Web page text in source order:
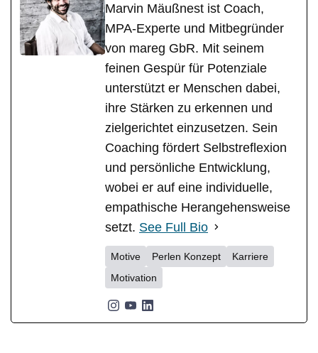
Marvin Mäußnest ist Coach,
MPA-Experte und Mitbegründer
von mareg GbR. Mit seinem
feinen Gespür für Potenziale
unterstützt er Menschen dabei,
ihre Stärken zu erkennen und
zielgerichtet einzusetzen. Sein
Coaching fördert Selbstreflexion
und persönliche Entwicklung,
wobei er auf eine individuelle,
empathische Herangehensweise
setzt. See Full Bio
Motive Perlen Konzept
Karriere
Motivation